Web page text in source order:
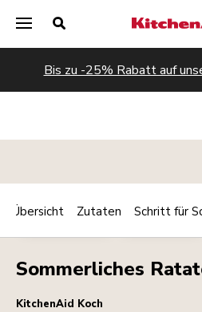
Bis zu -25% Rabatt auf
HAUPTGERICHT VEGETARISCH
Sommerliches
KitchenAid Koch
Übersicht Zutaten Schritt für